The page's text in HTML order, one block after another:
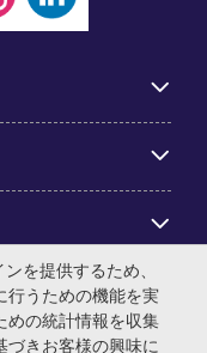
を提供するため、
行うための機能を実
めの統計情報を収集
づきお客様の興味に